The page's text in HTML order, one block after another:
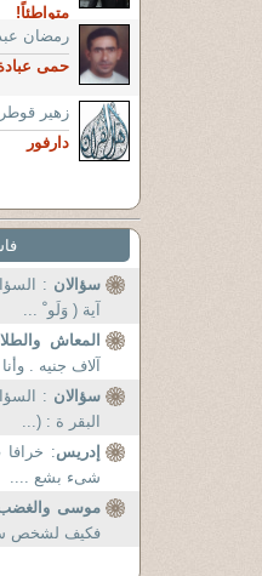
متواطئاً!
رمضان
حمى
زهير
دارفور
سؤالان :
آية ( وَلَو ْ ...
المعاش
آلاف جنيه .
سؤالان :
البقر ة : (...
إدريس:
شىء بشع ....
موسى
فكيف لشخص